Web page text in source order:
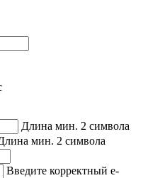
Длина мин. 2 символа
мин. 2 символа
Введите корректный e-